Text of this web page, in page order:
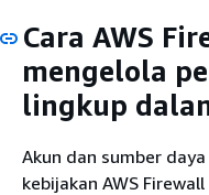
Cara AWS
mengelola
lingkup
Akun dan sumber
kebijakan AWS